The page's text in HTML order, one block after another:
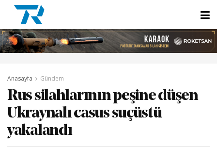
Anasayfa Gündem
Rus silahlarının peşine düşen
Ukraynalı casus suçüstü
yakalandı